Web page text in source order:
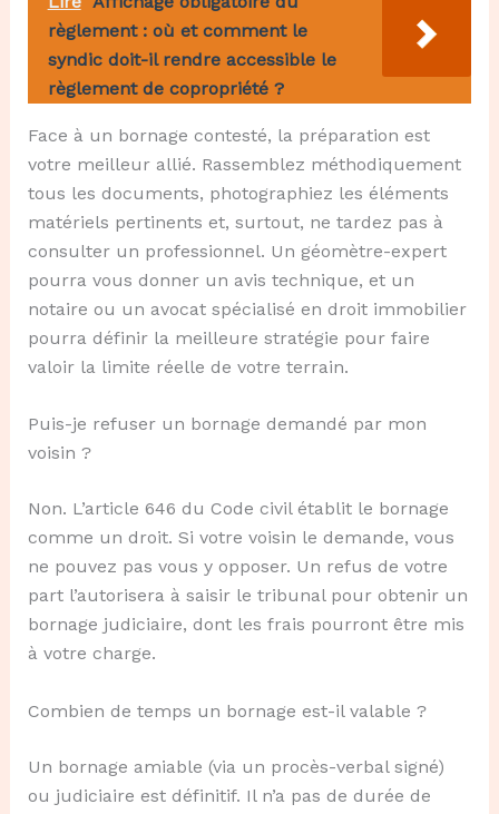
règlement : où et comment le
syndic doit-il rendre accessible le
règlement de copropriété ?
Face à un bornage contesté, la préparation est
votre meilleur allié. Rassemblez méthodiquement
tous les documents, photographiez les éléments
matériels pertinents et, surtout, ne tardez pas à
consulter un professionnel. Un géomètre-expert
pourra vous donner un avis technique, et un
notaire ou un avocat spécialisé en droit immobilier
pourra définir la meilleure stratégie pour faire
valoir la limite réelle de votre terrain.
Puis-je refuser un bornage demandé par mon
voisin ?
Non. L’article 646 du Code civil établit le bornage
comme un droit. Si votre voisin le demande, vous
ne pouvez pas vous y opposer. Un refus de votre
part l’autorisera à saisir le tribunal pour obtenir un
bornage judiciaire, dont les frais pourront être mis
à votre charge.
Combien de temps un bornage est-il valable ?
Un bornage amiable (via un procès-verbal signé)
ou judiciaire est définitif. Il n’a pas de durée de